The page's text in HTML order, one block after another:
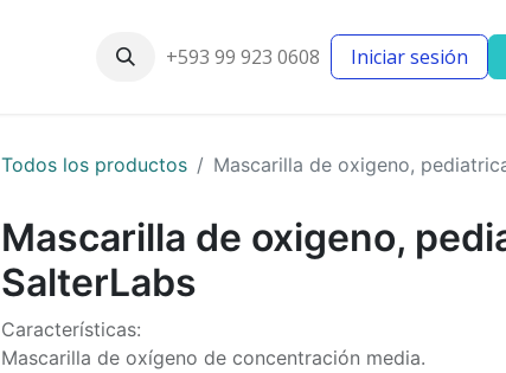
Nuestros clientes Blog
+593 99 923 0608 Iniciar sesión
Todos los productos Mascarilla de oxigeno,
Mascarilla de oxigeno,
SalterLabs
Características:
Mascarilla de oxígeno de concentración media.